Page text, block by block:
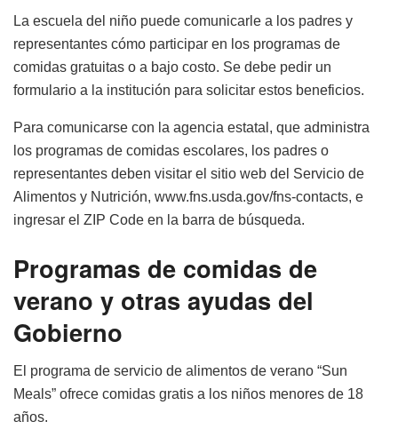
La escuela del niño puede comunicarle a los padres y
representantes cómo participar en los programas de
comidas gratuitas o a bajo costo. Se debe pedir un
formulario a la institución para solicitar estos beneficios.
Para comunicarse con la agencia estatal, que administra
los programas de comidas escolares, los padres o
representantes deben visitar el sitio web del Servicio de
Alimentos y Nutrición, www.fns.usda.gov/fns-contacts, e
ingresar el ZIP Code en la barra de búsqueda.
Programas de comidas de
verano y otras ayudas del
Gobierno
El programa de servicio de alimentos de verano “Sun
Meals” ofrece comidas gratis a los niños menores de 18
años.